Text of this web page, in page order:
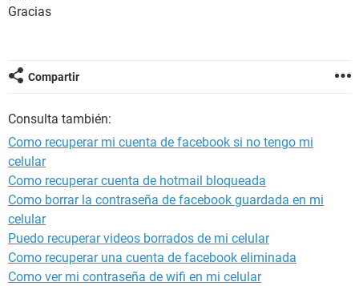
Gracias
Compartir
Consulta también:
Como recuperar mi cuenta de facebook si no tengo mi
celular
Como recuperar cuenta de hotmail bloqueada
Como borrar la contraseña de facebook guardada en mi
celular
Puedo recuperar videos borrados de mi celular
Como recuperar una cuenta de facebook eliminada
Como ver mi contraseña de wifi en mi celular